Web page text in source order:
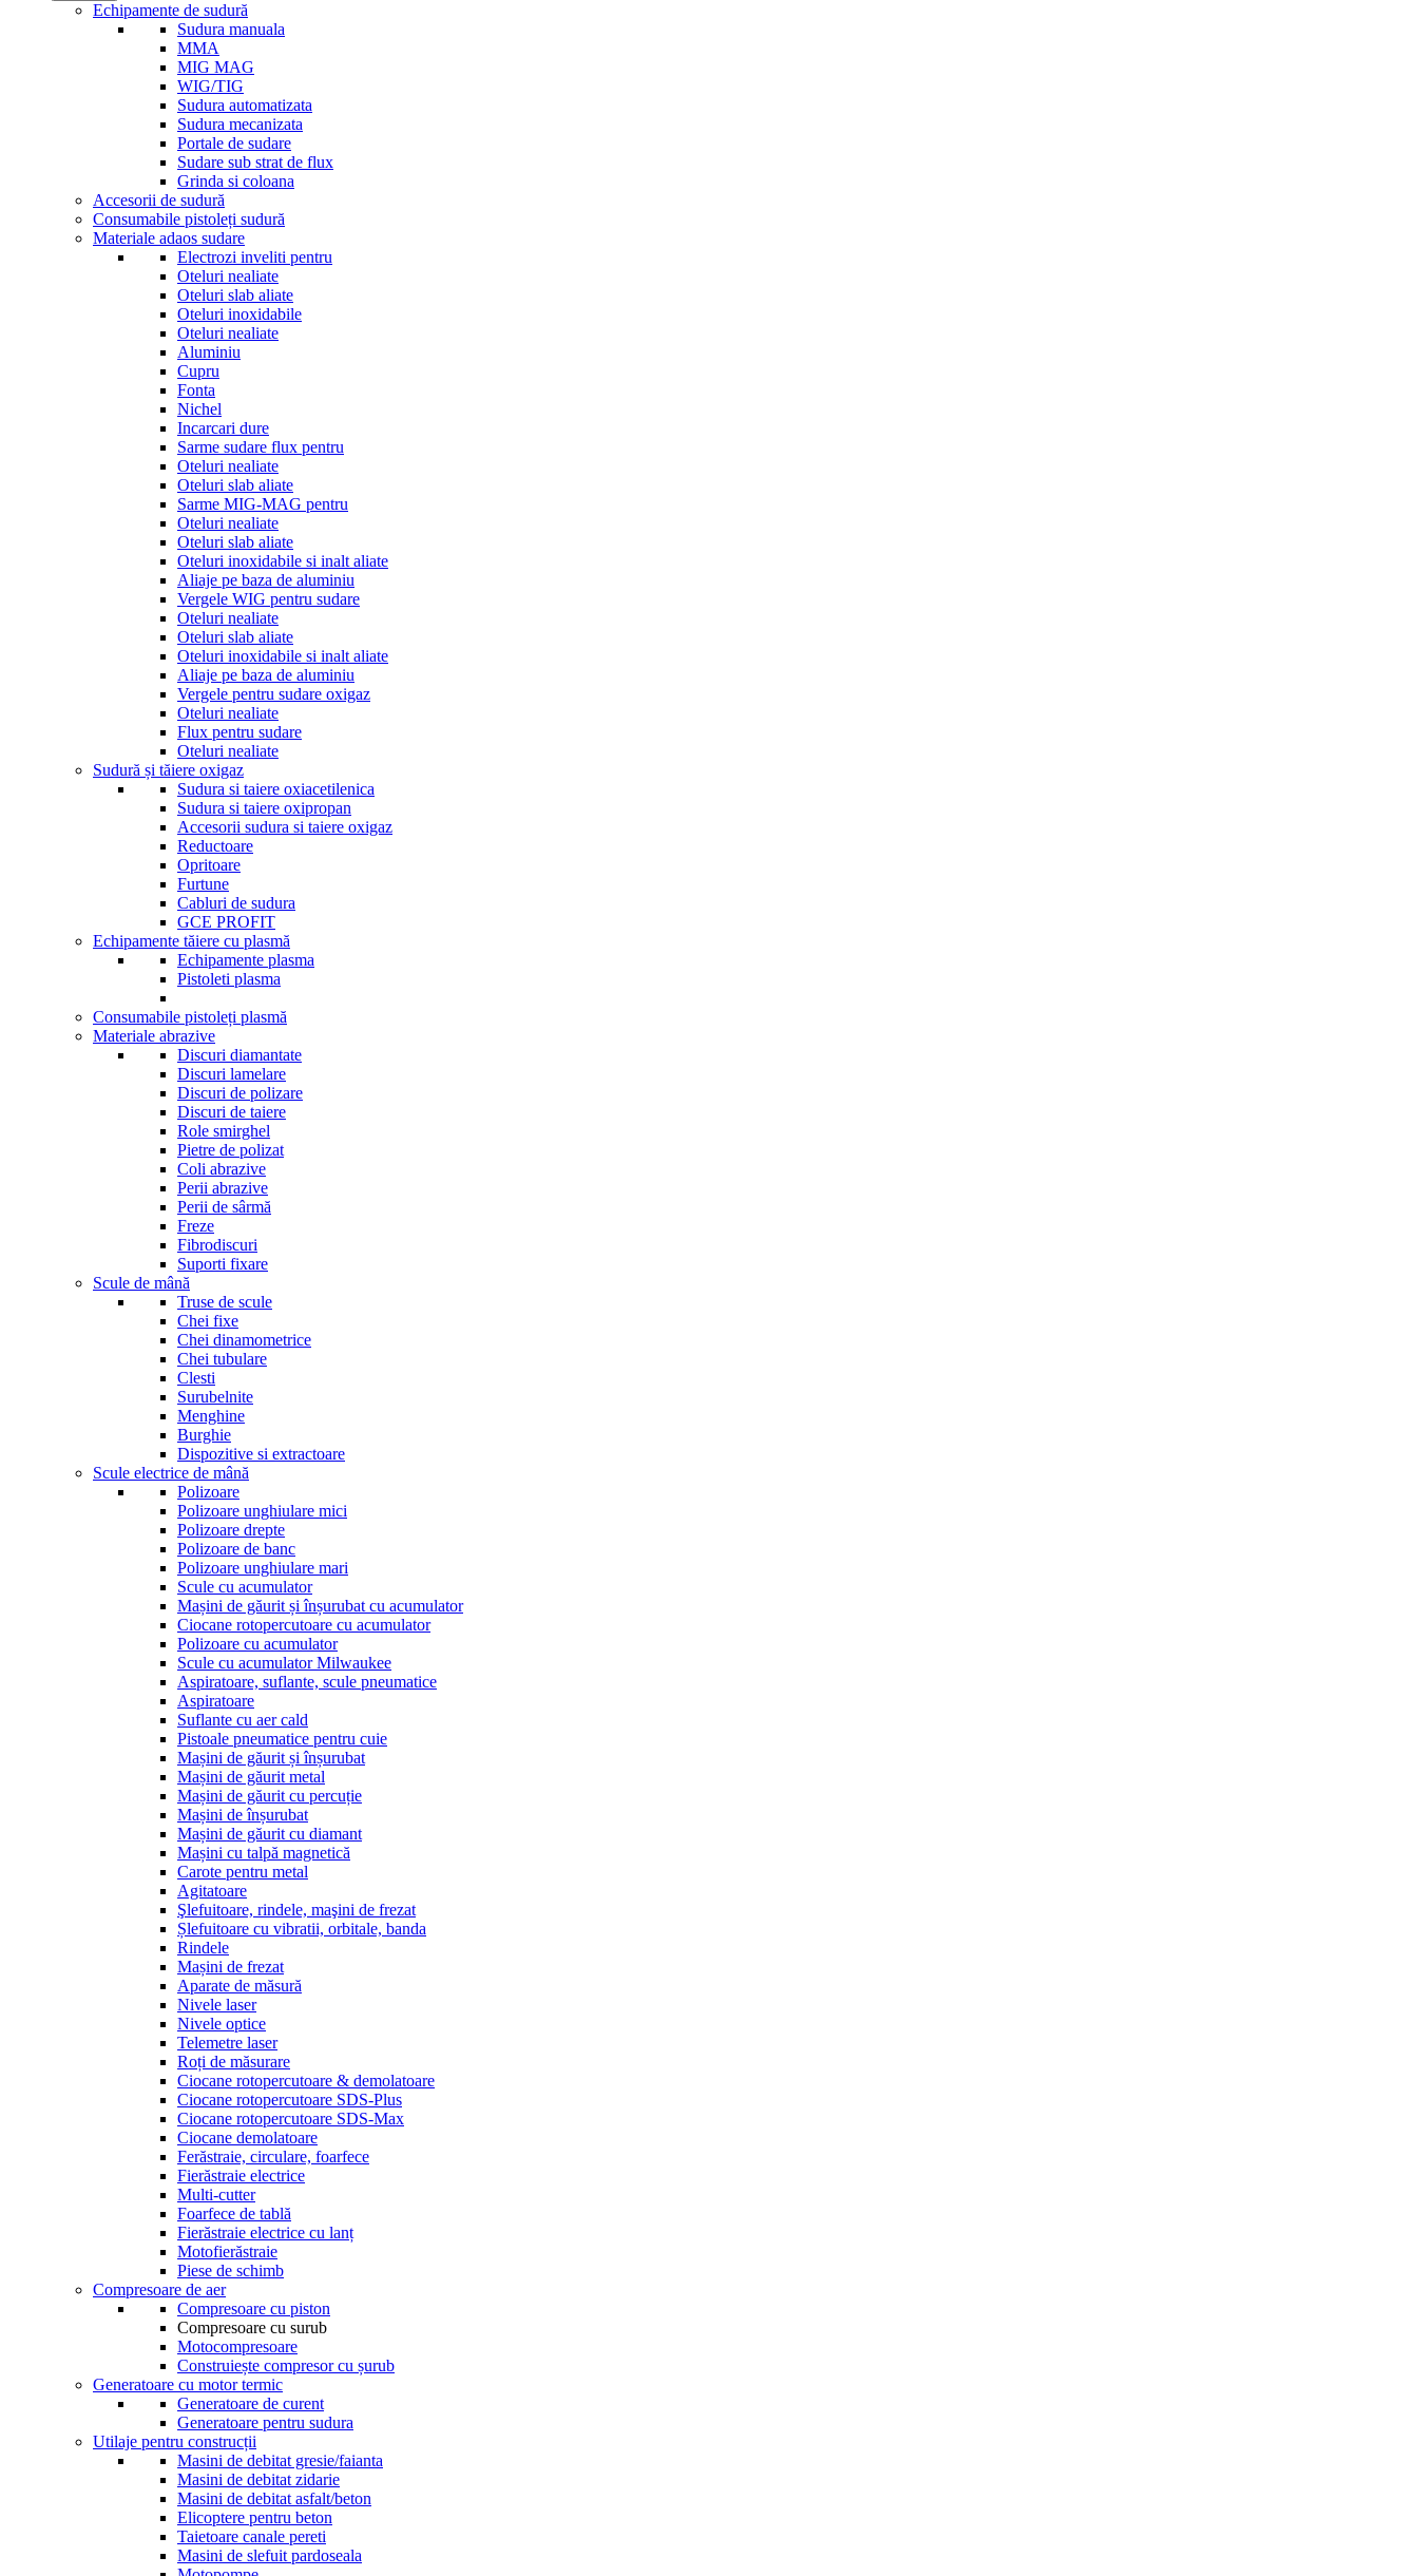
Echipamente de sudură
Sudura manuala
MMA
MIG MAG
WIG/TIG
Sudura automatizata
Sudura mecanizata
Portale de sudare
Sudare sub strat de flux
Grinda si coloana
Accesorii de sudură
Consumabile pistoleți sudură
Materiale adaos sudare
Electrozi inveliti pentru
Oteluri nealiate
Oteluri slab aliate
Oteluri inoxidabile
Oteluri nealiate
Aluminiu
Cupru
Fonta
Nichel
Incarcari dure
Sarme sudare flux pentru
Oteluri nealiate
Oteluri slab aliate
Sarme MIG-MAG pentru
Oteluri nealiate
Oteluri slab aliate
Oteluri inoxidabile si inalt aliate
Aliaje pe baza de aluminiu
Vergele WIG pentru sudare
Oteluri nealiate
Oteluri slab aliate
Oteluri inoxidabile si inalt aliate
Aliaje pe baza de aluminiu
Vergele pentru sudare oxigaz
Oteluri nealiate
Flux pentru sudare
Oteluri nealiate
Sudură și tăiere oxigaz
Sudura si taiere oxiacetilenica
Sudura si taiere oxipropan
Accesorii sudura si taiere oxigaz
Reductoare
Opritoare
Furtune
Cabluri de sudura
GCE PROFIT
Echipamente tăiere cu plasmă
Echipamente plasma
Pistoleti plasma
Consumabile pistoleți plasmă
Materiale abrazive
Discuri diamantate
Discuri lamelare
Discuri de polizare
Discuri de taiere
Role smirghel
Pietre de polizat
Coli abrazive
Perii abrazive
Perii de sârmă
Freze
Fibrodiscuri
Suporti fixare
Scule de mână
Truse de scule
Chei fixe
Chei dinamometrice
Chei tubulare
Clesti
Surubelnite
Menghine
Burghie
Dispozitive si extractoare
Scule electrice de mână
Polizoare
Polizoare unghiulare mici
Polizoare drepte
Polizoare de banc
Polizoare unghiulare mari
Scule cu acumulator
Mașini de găurit și înșurubat cu acumulator
Ciocane rotopercutoare cu acumulator
Polizoare cu acumulator
Scule cu acumulator Milwaukee
Aspiratoare, suflante, scule pneumatice
Aspiratoare
Suflante cu aer cald
Pistoale pneumatice pentru cuie
Mașini de găurit și înșurubat
Mașini de găurit metal
Mașini de găurit cu percuție
Mașini de înșurubat
Mașini de găurit cu diamant
Mașini cu talpă magnetică
Carote pentru metal
Agitatoare
Şlefuitoare, rindele, maşini de frezat
Șlefuitoare cu vibratii, orbitale, banda
Rindele
Mașini de frezat
Aparate de măsură
Nivele laser
Nivele optice
Telemetre laser
Roți de măsurare
Ciocane rotopercutoare & demolatoare
Ciocane rotopercutoare SDS-Plus
Ciocane rotopercutoare SDS-Max
Ciocane demolatoare
Ferăstraie, circulare, foarfece
Fierăstraie electrice
Multi-cutter
Foarfece de tablă
Fierăstraie electrice cu lanț
Motofierăstraie
Piese de schimb
Compresoare de aer
Compresoare cu piston
Compresoare cu surub
Motocompresoare
Construiește compresor cu șurub
Generatoare cu motor termic
Generatoare de curent
Generatoare pentru sudura
Utilaje pentru construcții
Masini de debitat gresie/faianta
Masini de debitat zidarie
Masini de debitat asfalt/beton
Elicoptere pentru beton
Taietoare canale pereti
Masini de slefuit pardoseala